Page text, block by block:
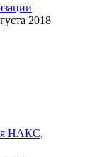
2018
НАКС,